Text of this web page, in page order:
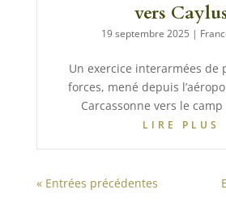
vers
19 septembre 2025 |
Un exercice interarmées de
forces, mené depuis
Carcassonne vers le camp
LIRE PLUS
« Entrées précédentes